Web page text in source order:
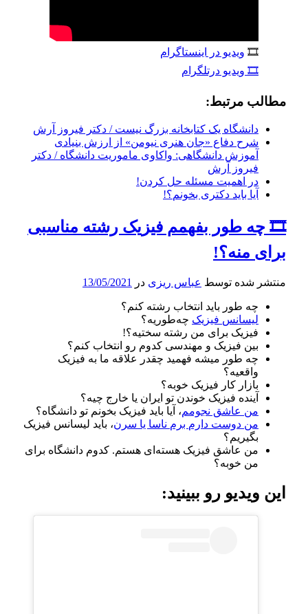
🎞 ویدیو در اینستاگرام
🎞 ویدیو درتلگرام
مطالب مرتبط:
دانشگاه یک کتابخانه بزرگ نیست / دکتر فیروز آرش
شرح دفاع «جان هنری نيومن» از ارزش بنيادی
آموزش دانشگاهی: واكاوی ماموريت دانشگاه / دکتر
فیروز آرش
در اهمیت مسئله حل کردن!
آیا باید دکتری بخونم؟!
🎞 چه‌ طور بفهمم فیزیک رشته مناسبی
برای منه؟!
منتشر شده توسط عباس ریزی در 13/05/2021
چه طور باید انتخاب رشته کنم؟
لیسانس فیزیک چه‌طوریه؟
فیزیک برای من رشته سختیه؟!
بین فیزیک و مهندسی کدوم رو انتخاب کنم؟
چه طور میشه فهمید چقدر علاقه ما به فیزیک
واقعیه؟
بازار کار فیزیک خوبه؟
آینده فیزیک خوندن تو ایران یا خارج چیه؟
من عاشق نجومم، آیا باید فیزیک بخونم تو دانشگاه؟
من دوست دارم برم ناسا یا سرن، باید لیسانس فیزیک
بگیریم؟
من عاشق فیزیک هسته‌ای هستم. کدوم دانشگاه برای
من خوبه؟
این ویدیو رو ببینید: